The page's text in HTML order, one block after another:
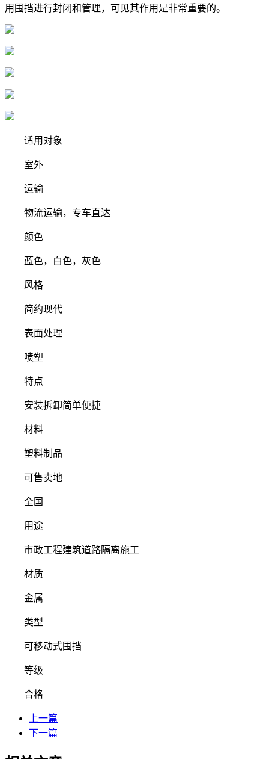
用围挡进行封闭和管理，可见其作用是非常重要的。
适用对象
室外
运输
物流运输，专车直达
颜色
蓝色，白色，灰色
风格
简约现代
表面处理
喷塑
特点
安装拆卸简单便捷
材料
塑料制品
可售卖地
全国
用途
市政工程建筑道路隔离施工
材质
金属
类型
可移动式围挡
等级
合格
上一篇
下一篇